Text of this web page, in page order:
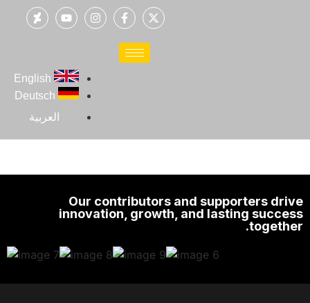
English
Deutsch
العربية
Our contributors and supporters drive
innovation, growth, and lasting success
together.